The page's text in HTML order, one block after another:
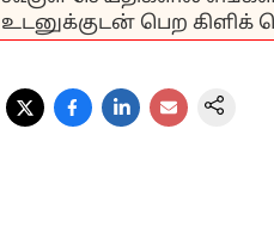
உடனுக்குடன் பெற கிளிக்